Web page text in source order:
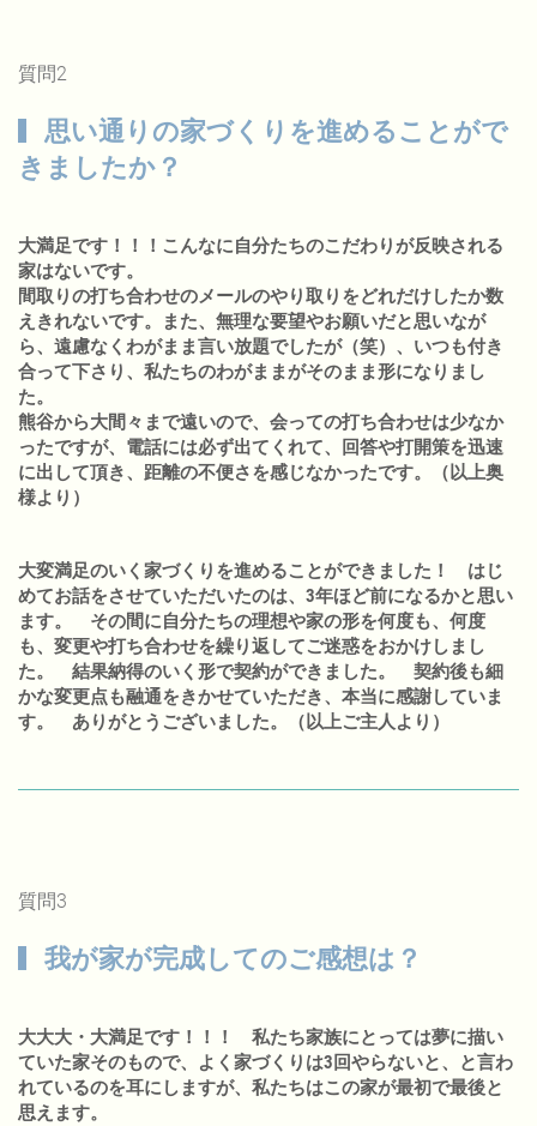
質問2
思い通りの家づくりを進めることがで
きましたか？
大満足です！！！こんなに自分たちのこだわりが反映される
家はないです。
間取りの打ち合わせのメールのやり取りをどれだけしたか数
えきれないです。また、無理な要望やお願いだと思いなが
ら、遠慮なくわがまま言い放題でしたが（笑）、いつも付き
合って下さり、私たちのわがままがそのまま形になりまし
た。
熊谷から大間々まで遠いので、会っての打ち合わせは少なか
ったですが、電話には必ず出てくれて、回答や打開策を迅速
に出して頂き、距離の不便さを感じなかったです。（以上奥
様より）
大変満足のいく家づくりを進めることができました！ はじ
めてお話をさせていただいたのは、3年ほど前になるかと思い
ます。 その間に自分たちの理想や家の形を何度も、何度
も、変更や打ち合わせを繰り返してご迷惑をおかけしまし
た。 結果納得のいく形で契約ができました。 契約後も細
かな変更点も融通をきかせていただき、本当に感謝していま
す。 ありがとうございました。（以上ご主人より）
質問3
我が家が完成してのご感想は？
大大大・大満足です！！！ 私たち家族にとっては夢に描い
ていた家そのもので、よく家づくりは3回やらないと、と言わ
れているのを耳にしますが、私たちはこの家が最初で最後と
思えます。